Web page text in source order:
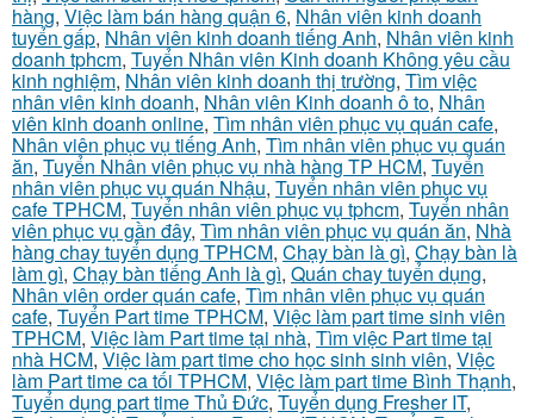
hàng, Việc làm bán hàng quận 6, Nhân viên kinh doanh
tuyển gấp, Nhân viên kinh doanh tiếng Anh, Nhân viên kinh
doanh tphcm, Tuyển Nhân viên Kinh doanh Không yêu cầu
kinh nghiệm, Nhân viên kinh doanh thị trường, Tìm việc
nhân viên kinh doanh, Nhân viên Kinh doanh ô to, Nhân
viên kinh doanh online, Tìm nhân viên phục vụ quán cafe,
Nhân viên phục vụ tiếng Anh, Tìm nhân viên phục vụ quán
ăn, Tuyển Nhân viên phục vụ nhà hàng TP HCM, Tuyển
nhân viên phục vụ quán Nhậu, Tuyển nhân viên phục vụ
cafe TPHCM, Tuyển nhân viên phục vụ tphcm, Tuyển nhân
viên phục vụ gần đây, Tìm nhân viên phục vụ quán ăn, Nhà
hàng chay tuyển dụng TPHCM, Chạy bàn là gì, Chạy bàn là
làm gì, Chạy bàn tiếng Anh là gì, Quán chay tuyển dụng,
Nhân viên order quán cafe, Tìm nhân viên phục vụ quán
cafe, Tuyển Part time TPHCM, Việc làm part time sinh viên
TPHCM, Việc làm Part time tại nhà, Tìm việc Part time tại
nhà HCM, Việc làm part time cho học sinh sinh viên, Việc
làm Part time ca tối TPHCM, Việc làm part time Bình Thạnh,
Tuyển dụng part time Thủ Đức, Tuyển dụng Fresher IT,